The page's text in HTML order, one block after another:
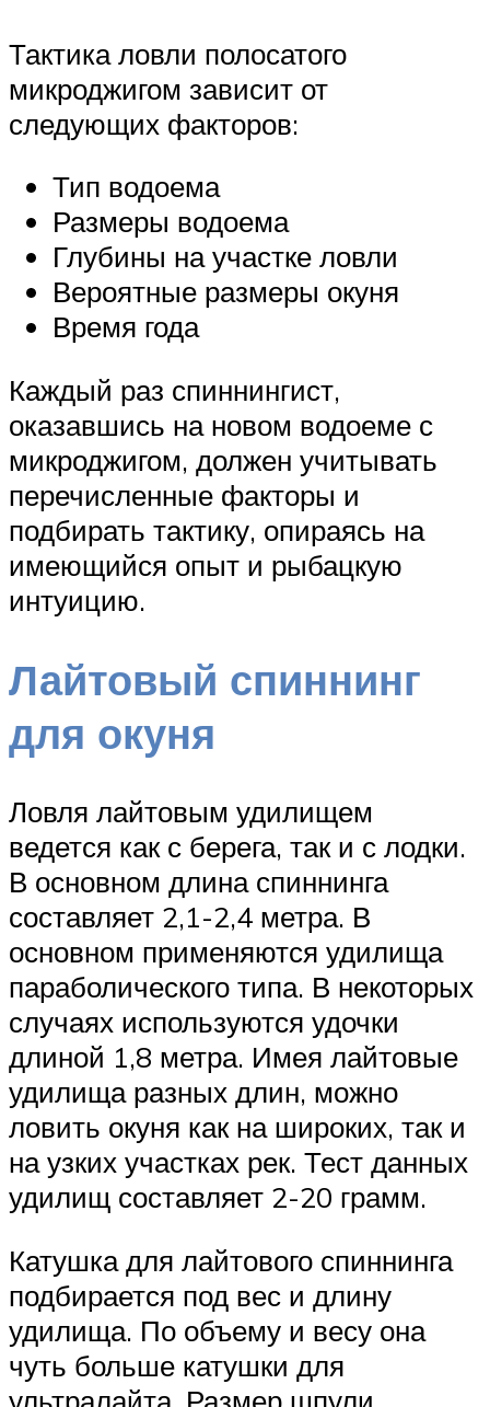
Тактика ловли полосатого
микроджигом зависит от
следующих факторов:
Тип водоема
Размеры водоема
Глубины на участке ловли
Вероятные размеры окуня
Время года
Каждый раз спиннингист,
оказавшись на новом водоеме с
микроджигом, должен учитывать
перечисленные факторы и
подбирать тактику, опираясь на
имеющийся опыт и рыбацкую
интуицию.
Лайтовый спиннинг
для окуня
Ловля лайтовым удилищем
ведется как с берега, так и с лодки.
В основном длина спиннинга
составляет 2,1-2,4 метра. В
основном применяются удилища
параболического типа. В некоторых
случаях используются удочки
длиной 1,8 метра. Имея лайтовые
удилища разных длин, можно
ловить окуня как на широких, так и
на узких участках рек. Тест данных
удилищ составляет 2-20 грамм.
Катушка для лайтового спиннинга
подбирается под вес и длину
удилища. По объему и весу она
чуть больше катушки для